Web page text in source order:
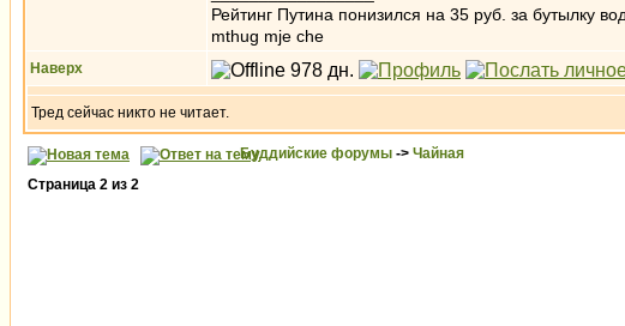
Рейтинг Путина понизился на 35 руб. за бутылку
mthug mje che
Наверх
Тред сейчас никто не читает.
Буддийские форумы -> Чайная
Страница 2 из 2